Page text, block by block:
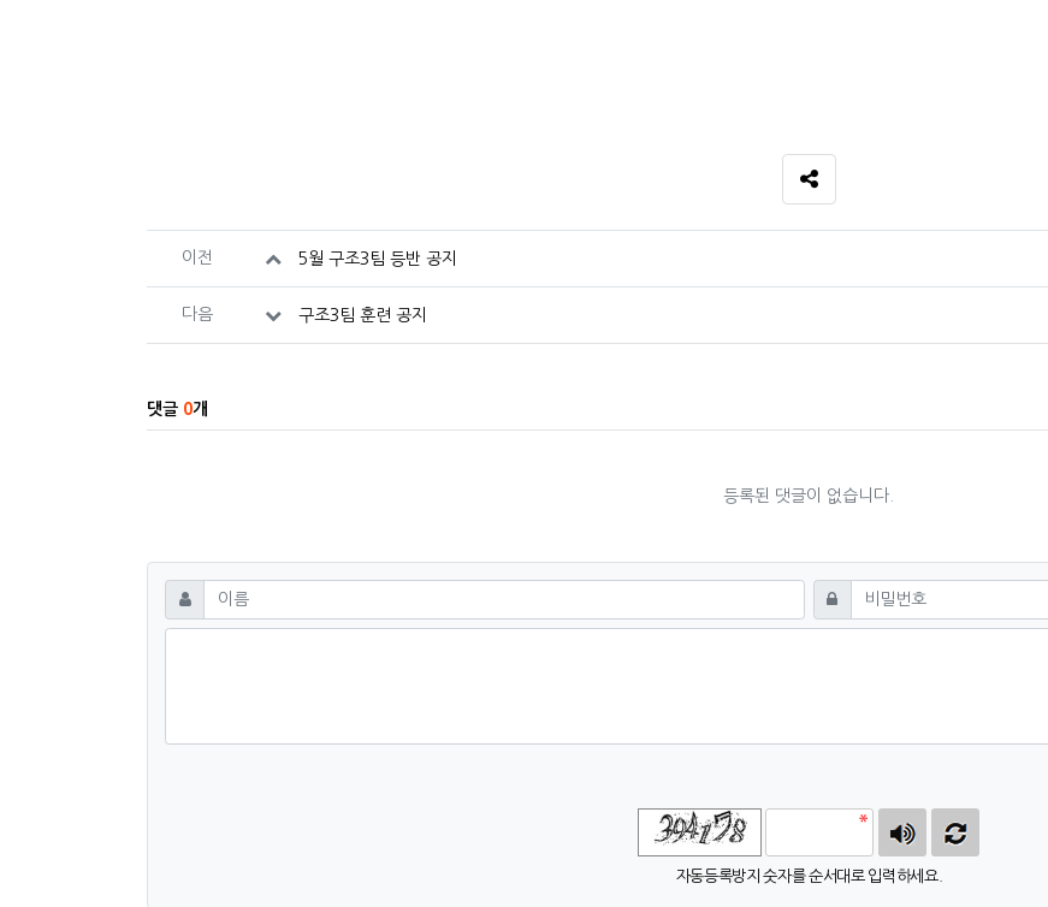
SNS 공유
관련자료
이전 5월 구조3팀 등반 공지
다음 구조3팀 훈련 공지
댓글 0개
등록된 댓글이 없습니다.
댓글쓰기
이름 필수 비밀번호필수
자동등록방지 숫자를 순서대로 입력하세요.